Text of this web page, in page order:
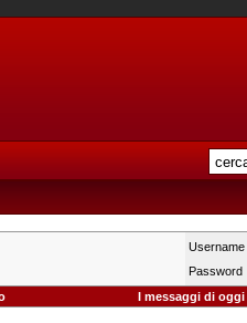
Username
Password
I messaggi di oggi